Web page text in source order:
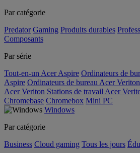
Par catégorie
Predator Gaming Produits durables
Composants
Par série
Tout-en-un Acer Aspire Ordinateurs de
Aspire Ordinateurs de bureau Acer
Acer Veriton Stations de travail Acer
Chromebase Chromebox Mini PC
Windows
Par catégorie
Business Cloud gaming Tous les jours